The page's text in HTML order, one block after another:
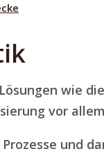
wie
vor
und